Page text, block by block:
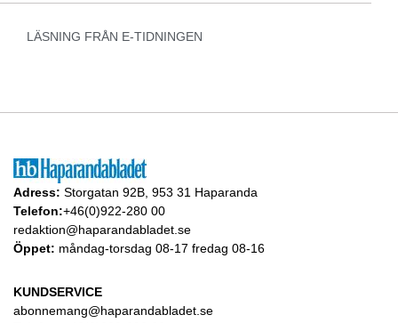
LÄSNING FRÅN E-TIDNINGEN
Adress: Storgatan 92B, 953 31 Haparanda
Telefon:+46(0)922-280 00
redaktion@haparandabladet.se
Öppet: måndag-torsdag 08-17 fredag 08-16
KUNDSERVICE
abonnemang@haparandabladet.se